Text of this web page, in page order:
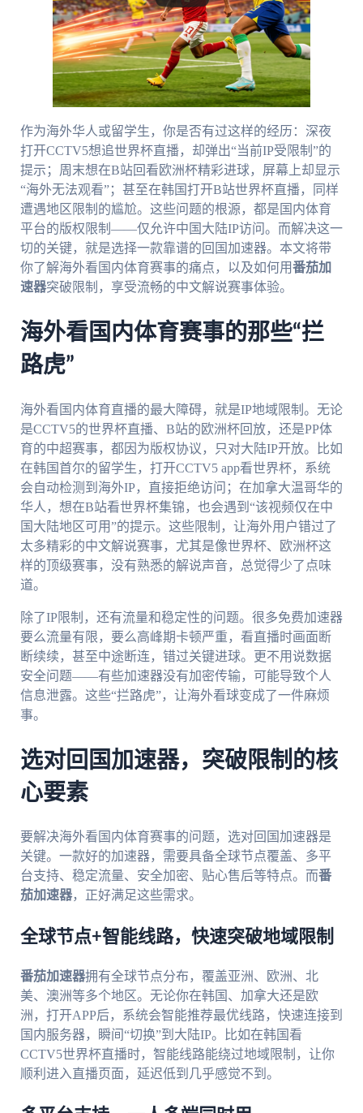
作为海外华人或留学生，你是否有过这样的经历：深夜
打开CCTV5想追世界杯直播，却弹出“当前IP受限制”的
提示；周末想在B站回看欧洲杯精彩进球，屏幕上却显示
“海外无法观看”；甚至在韩国打开B站世界杯直播，同样
遭遇地区限制的尴尬。这些问题的根源，都是国内体育
平台的版权限制——仅允许中国大陆IP访问。而解决这一
切的关键，就是选择一款靠谱的回国加速器。本文将带
你了解海外看国内体育赛事的痛点，以及如何用番茄加
速器突破限制，享受流畅的中文解说赛事体验。
海外看国内体育赛事的那些“拦
路虎”
海外看国内体育直播的最大障碍，就是IP地域限制。无论
是CCTV5的世界杯直播、B站的欧洲杯回放，还是PP体
育的中超赛事，都因为版权协议，只对大陆IP开放。比如
在韩国首尔的留学生，打开CCTV5 app看世界杯，系统
会自动检测到海外IP，直接拒绝访问；在加拿大温哥华的
华人，想在B站看世界杯集锦，也会遇到“该视频仅在中
国大陆地区可用”的提示。这些限制，让海外用户错过了
太多精彩的中文解说赛事，尤其是像世界杯、欧洲杯这
样的顶级赛事，没有熟悉的解说声音，总觉得少了点味
道。
除了IP限制，还有流量和稳定性的问题。很多免费加速器
要么流量有限，要么高峰期卡顿严重，看直播时画面断
断续续，甚至中途断连，错过关键进球。更不用说数据
安全问题——有些加速器没有加密传输，可能导致个人
信息泄露。这些“拦路虎”，让海外看球变成了一件麻烦
事。
选对回国加速器，突破限制的核
心要素
要解决海外看国内体育赛事的问题，选对回国加速器是
关键。一款好的加速器，需要具备全球节点覆盖、多平
台支持、稳定流量、安全加密、贴心售后等特点。而番
茄加速器，正好满足这些需求。
全球节点+智能线路，快速突破地域限制
番茄加速器拥有全球节点分布，覆盖亚洲、欧洲、北
美、澳洲等多个地区。无论你在韩国、加拿大还是欧
洲，打开APP后，系统会智能推荐最优线路，快速连接到
国内服务器，瞬间“切换”到大陆IP。比如在韩国看
CCTV5世界杯直播时，智能线路能绕过地域限制，让你
顺利进入直播页面，延迟低到几乎感觉不到。